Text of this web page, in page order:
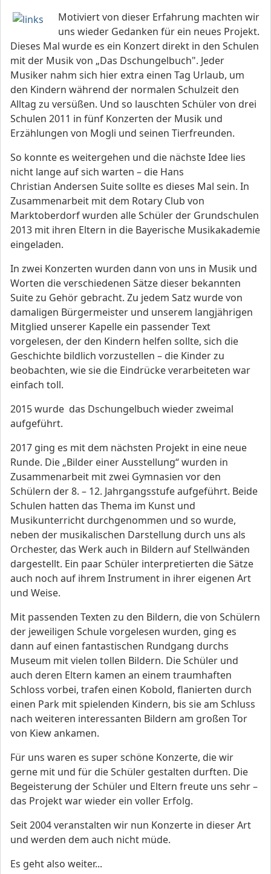
Motiviert von dieser Erfahrung machten wir
uns wieder Gedanken für ein neues Projekt.
Dieses Mal wurde es ein Konzert direkt in den Schulen
mit der Musik von „Das Dschungelbuch". Jeder
Musiker nahm sich hier extra einen Tag Urlaub, um
den Kindern während der normalen Schulzeit den
Alltag zu versüßen. Und so lauschten Schüler von drei
Schulen 2011 in fünf Konzerten der Musik und
Erzählungen von Mogli und seinen Tierfreunden.
So konnte es weitergehen und die nächste Idee lies
nicht lange auf sich warten – die Hans
Christian Andersen Suite sollte es dieses Mal sein. In
Zusammenarbeit mit dem Rotary Club von
Marktoberdorf wurden alle Schüler der Grundschulen
2013 mit ihren Eltern in die Bayerische Musikakademie
eingeladen.
In zwei Konzerten wurden dann von uns in Musik und
Worten die verschiedenen Sätze dieser bekannten
Suite zu Gehör gebracht. Zu jedem Satz wurde von
damaligen Bürgermeister und unserem langjährigen
Mitglied unserer Kapelle ein passender Text
vorgelesen, der den Kindern helfen sollte, sich die
Geschichte bildlich vorzustellen – die Kinder zu
beobachten, wie sie die Eindrücke verarbeiteten war
einfach toll.
2015 wurde das Dschungelbuch wieder zweimal
aufgeführt.
2017 ging es mit dem nächsten Projekt in eine neue
Runde. Die „Bilder einer Ausstellung“ wurden in
Zusammenarbeit mit zwei Gymnasien vor den
Schülern der 8. – 12. Jahrgangsstufe aufgeführt. Beide
Schulen hatten das Thema im Kunst und
Musikunterricht durchgenommen und so wurde,
neben der musikalischen Darstellung durch uns als
Orchester, das Werk auch in Bildern auf Stellwänden
dargestellt. Ein paar Schüler interpretierten die Sätze
auch noch auf ihrem Instrument in ihrer eigenen Art
und Weise.
Mit passenden Texten zu den Bildern, die von Schülern
der jeweiligen Schule vorgelesen wurden, ging es
dann auf einen fantastischen Rundgang durchs
Museum mit vielen tollen Bildern. Die Schüler und
auch deren Eltern kamen an einem traumhaften
Schloss vorbei, trafen einen Kobold, flanierten durch
einen Park mit spielenden Kindern, bis sie am Schluss
nach weiteren interessanten Bildern am großen Tor
von Kiew ankamen.
Für uns waren es super schöne Konzerte, die wir
gerne mit und für die Schüler gestalten durften. Die
Begeisterung der Schüler und Eltern freute uns sehr –
das Projekt war wieder ein voller Erfolg.
Seit 2004 veranstalten wir nun Konzerte in dieser Art
und werden dem auch nicht müde.
Es geht also weiter...